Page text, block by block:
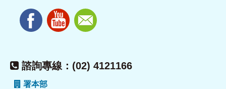
諮詢專線：(02) 4121166
署本部